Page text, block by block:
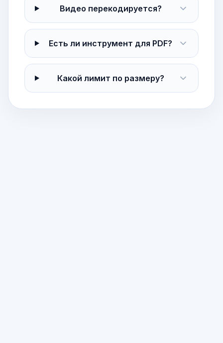
Видео перекодируется?
Есть ли инструмент для PDF?
Какой лимит по размеру?